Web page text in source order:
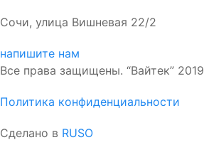
Сочи, улица Вишневая 22/2
напишите нам
Все права защищены. “Вайтек” 2019
Политика конфиденциальности
Сделано в RUSO